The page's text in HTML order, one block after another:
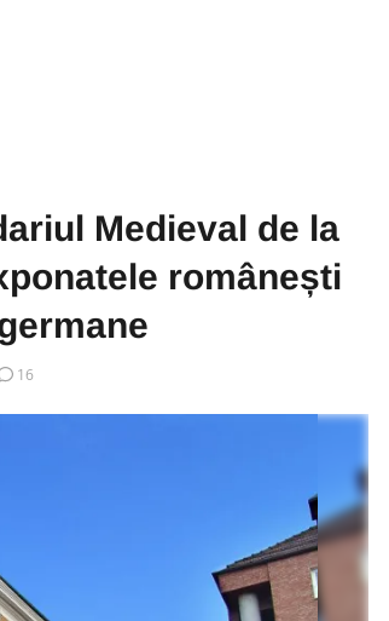
Medieval de la
românești
16